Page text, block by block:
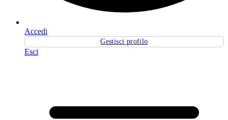
Accedi
Gestisci profilo
Esci